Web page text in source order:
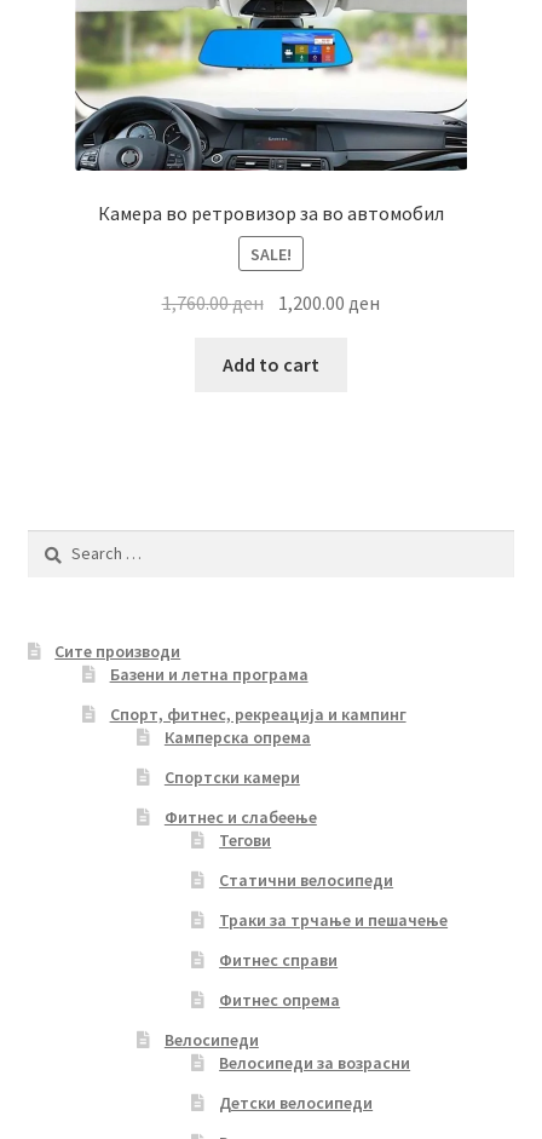
Камера во ретровизор за во автомобил
SALE!
1,760.00ден Original
was:
1,200.00ден
Add to cart
Сите производи
Базени и летна програма
Спорт, фитнес, рекреација и кампинг
Камперска опрема
Спортски камери
Фитнес и слабеење
Тегови
Статични велосипеди
Траки за трчање и пешачење
Фитнес справи
Фитнес опрема
Велосипеди
Велосипеди за возрасни
Детски велосипеди